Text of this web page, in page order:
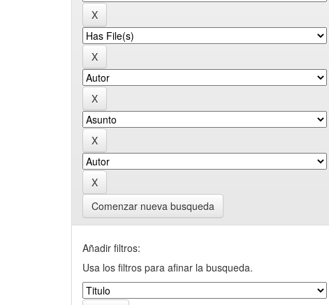
Comenzar nueva busqueda
Añadir filtros:
Usa los filtros para afinar la busqueda.